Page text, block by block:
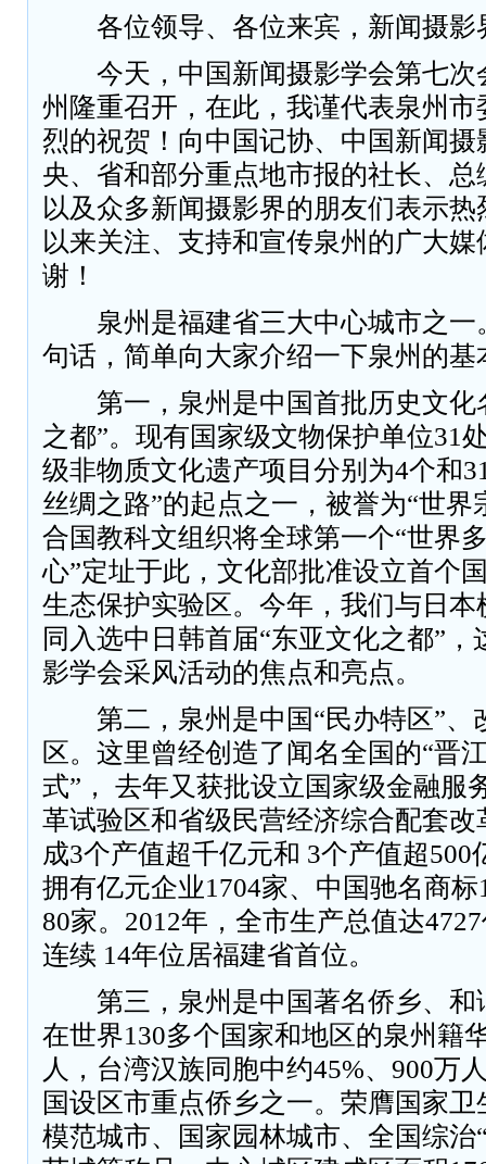
各位领导、各位来宾，新闻摄影
今天，中国新闻摄影学会第七次
州隆重召开，在此，我谨代表泉州
烈的祝贺！向中国记协、中国新闻
央、省和部分重点地市报的社长、
以及众多新闻摄影界的朋友们表示
以来关注、支持和宣传泉州的广大
谢！
泉州是福建省三大中心城市之一
句话，简单向大家介绍一下泉州的基
第一，泉州是中国首批历史文化
之都”。现有国家级文物保护单位31
级非物质文化遗产项目分别为4个和
丝绸之路”的起点之一，被誉为“世界
合国教科文组织将全球第一个“世界
心”定址于此，文化部批准设立首个
生态保护实验区。今年，我们与日
同入选中日韩首届“东亚文化之都”
影学会采风活动的焦点和亮点。
第二，泉州是中国“民办特区”、
区。这里曾经创造了闻名全国的“晋
式”， 去年又获批设立国家级金融服
革试验区和省级民营经济综合配套
成3个产值超千亿元和 3个产值超500
拥有亿元企业1704家、中国驰名商
80家。2012年，全市生产总值达
连续 14年位居福建省首位。
第三，泉州是中国著名侨乡、和
在世界130多个国家和地区的泉州籍
人，台湾汉族同胞中约45%、900万
国设区市重点侨乡之一。荣膺国家
模范城市、国家园林城市、全国综治